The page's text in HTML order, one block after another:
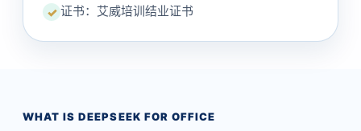
✓ 证书：艾威培训结业证书
WHAT IS DEEPSEEK FOR OFFICE